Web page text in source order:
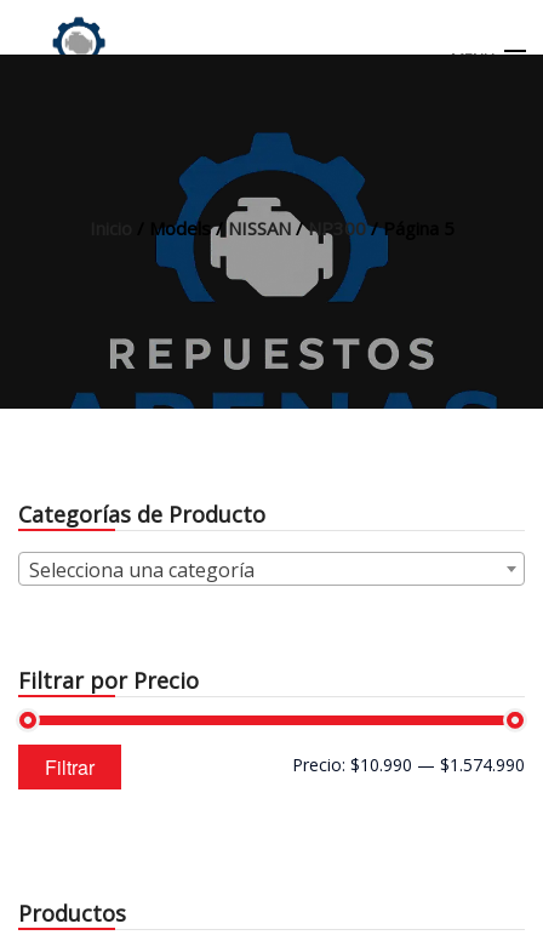
MENU
/ Models /NISSAN/NP300/ Página 5
Categorías de Producto
Selecciona una categoría
Filtrar por Precio
Precio
mínimo
Precio
máximo
Filtrar Precio: $10.990 — $1.574.990
Productos